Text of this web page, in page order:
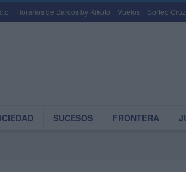
Horarios de Barcos by Kikoto Vuelos Sorteo
SUCESOS FRONTERA